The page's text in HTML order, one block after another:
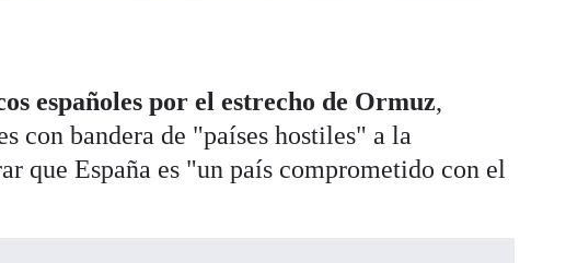
españoles por el estrecho de Ormuz,
con bandera de "países hostiles" a la
que España es "un país comprometido con el